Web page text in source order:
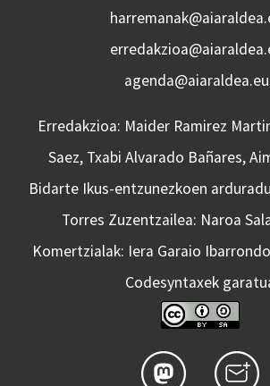
Erredakzioa: Maider Ramirez
Saez, Txabi Alvarado Bañares,
Bidarte Ikus-entzunezkoen
Torres Zuzentzailea: Naroa
Komertzialak: Iera Garaio
Codesyntaxek